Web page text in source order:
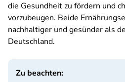
die Gesundheit zu fördern und
vorzubeugen. Beide
nachhaltiger und gesünder als
Deutschland.
Zu beachten: